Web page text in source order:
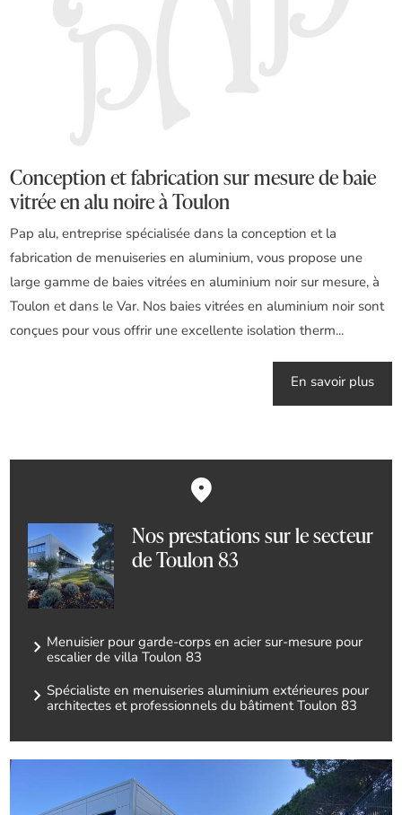
Conception et fabrication sur mesure de baie
vitrée en alu noire à Toulon
Pap alu, entreprise spécialisée dans la conception et la
fabrication de menuiseries en aluminium, vous propose une
large gamme de baies vitrées en aluminium noir sur mesure, à
Toulon et dans le Var. Nos baies vitrées en aluminium noir sont
conçues pour vous offrir une excellente isolation therm...
En savoir plus
Nos prestations sur le secteur
de Toulon 83
Menuisier pour garde-corps en acier sur-mesure pour
escalier de villa Toulon 83
Spécialiste en menuiseries aluminium extérieures pour
architectes et professionnels du bâtiment Toulon 83